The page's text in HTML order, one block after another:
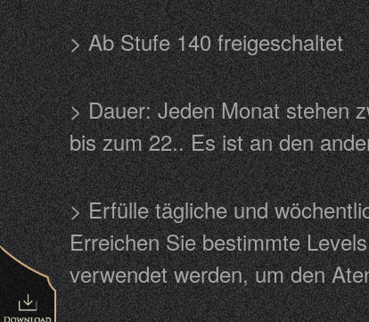
> Ab Stufe 140
> Dauer: Jeden Monat stehen
bis zum 22.. Es ist an den
> Erfülle tägliche und
Erreichen Sie bestimmte
verwendet werden, um den